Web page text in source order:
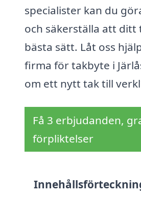
specialister kan du
och säkerställa att ditt
bästa sätt. Låt oss
firma för takbyte i
om ett nytt tak till
Få 3 erbjudanden,
förpliktelser